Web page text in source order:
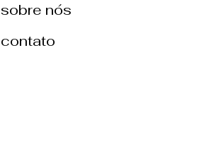
sobre nós
contato